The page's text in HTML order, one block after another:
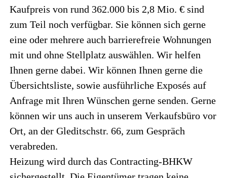
Kaufpreis von rund 362.000 bis 2,8 Mio. € sind
zum Teil noch verfügbar. Sie können sich gerne
eine oder mehrere auch barrierefreie Wohnungen
mit und ohne Stellplatz auswählen. Wir helfen
Ihnen gerne dabei. Wir können Ihnen gerne die
Übersichtsliste, sowie ausführliche Exposés auf
Anfrage mit Ihren Wünschen gerne senden. Gerne
können wir uns auch in unserem Verkaufsbüro vor
Ort, an der Gleditschstr. 66, zum Gespräch
verabreden.
Heizung wird durch das Contracting-BHKW